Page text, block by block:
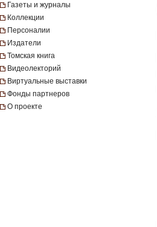
Газеты и журналы
Коллекции
Персоналии
Издатели
Томская книга
Видеолекторий
Виртуальные выставки
Фонды партнеров
О проекте